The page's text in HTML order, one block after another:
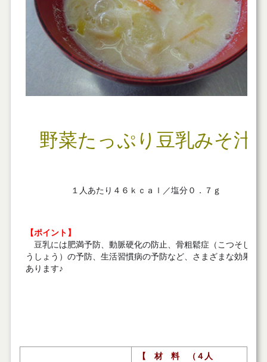
野菜たっぷり豆乳みそ汁
１人あたり４６ｋｃａｌ／塩分０．７ｇ
【ポイント】
豆乳には肥満予防、動脈硬化の防止、骨粗鬆症（こつそしょ
うしょう）の予防、生活習慣病の予防など、さまざまな効果が
あります♪
【 材 料 （４人